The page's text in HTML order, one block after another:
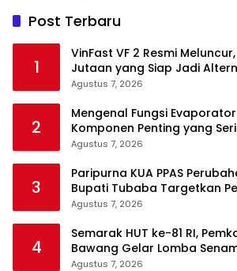
Post Terbaru
1
VinFast VF 2 Resmi
Jutaan yang Siap Jadi
Motor
Agustus 7, 2026
2
Mengenal Fungsi
Komponen Penting yang
Agustus 7, 2026
3
Paripurna KUA PPAS
Bupati Tubaba Targetkan
Daerah Rp820,3 Miliar
Agustus 7, 2026
4
Semarak HUT ke-81 RI,
Bawang Gelar Lomba
Agustus 7, 2026